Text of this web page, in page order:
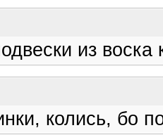
из воска
колись, бо